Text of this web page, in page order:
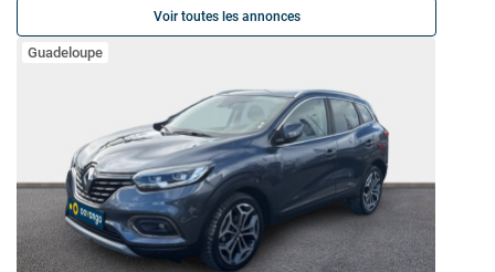
Voir toutes les annonces
Guadeloupe